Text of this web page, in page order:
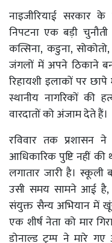
नाइजीरियाई सरकार
निपटना एक बड़ी
कत्सिना, कडुना,
जंगलों में अपने ठिकाने
रिहायशी इलाकों पर
स्थानीय नागरिकों की
वारदातों को अंजाम देते हैं।
रविवार तक प्रशासन
आधिकारिक पुष्टि नहीं
लगातार जारी है।
उसी समय सामने आई है,
संयुक्त सैन्य अभियान में
एक शीर्ष नेता को मार
डोनाल्ड ट्रम्प ने मारे